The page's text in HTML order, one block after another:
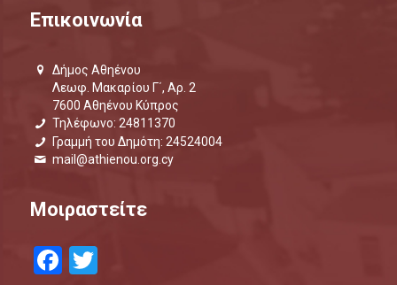
Επικοινωνία
Δήμος Αθηένου
Λεωφ. Μακαρίου Γ΄, Αρ. 2
7600 Αθηένου Κύπρος
Τηλέφωνο: 24811370
Γραμμή του Δημότη: 24524004
mail@athienou.org.cy
Μοιραστείτε
Facebook
Twitter